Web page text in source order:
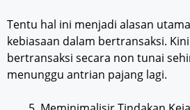
Tentu hal ini menjadi alasan
kebiasaan dalam bertransaksi.
bertransaksi secara non tunai
menunggu antrian pajang lagi.